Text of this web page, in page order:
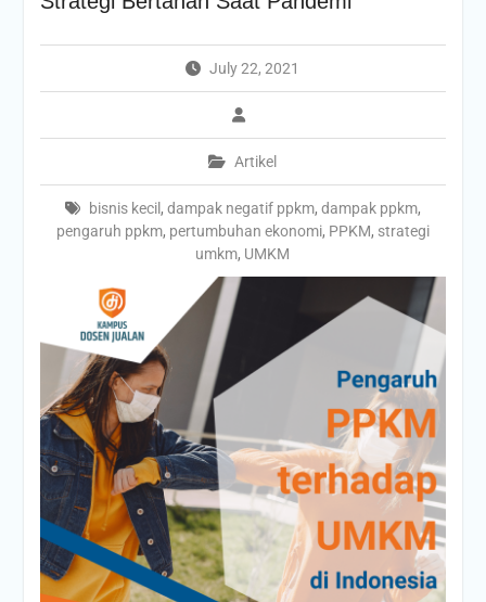
July 22, 2021
Artikel
bisnis kecil , dampak negatif ppkm, dampak ppkm,
pengaruh ppkm, pertumbuhan ekonomi, PPKM, strategi
umkm, UMKM